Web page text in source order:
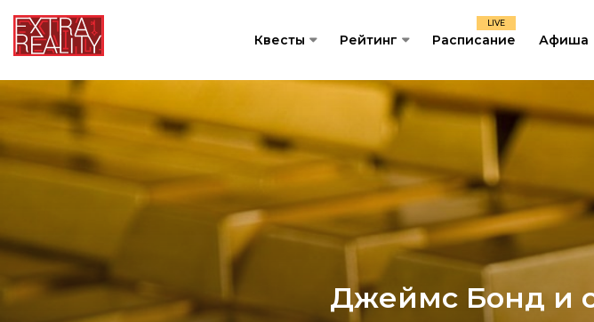
Квесты Рейтинг Расписание
LIVE
Афиша
Джеймс Бонд и